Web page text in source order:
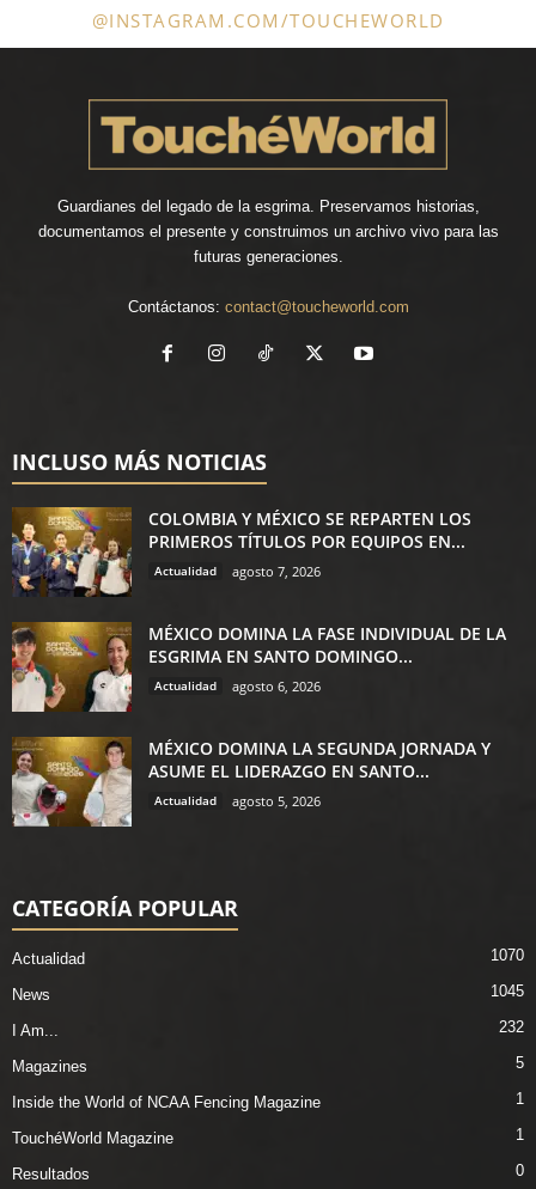
@INSTAGRAM.COM/TOUCHEWORLD
Guardianes del legado de la esgrima. Preservamos historias,
documentamos el presente y construimos un archivo vivo para las
futuras generaciones.
Contáctanos: contact@toucheworld.com
INCLUSO MÁS NOTICIAS
COLOMBIA Y MÉXICO SE REPARTEN LOS
PRIMEROS TÍTULOS POR EQUIPOS EN...
Actualidad agosto 7, 2026
MÉXICO DOMINA LA FASE INDIVIDUAL DE LA
ESGRIMA EN SANTO DOMINGO...
Actualidad agosto 6, 2026
MÉXICO DOMINA LA SEGUNDA JORNADA Y
ASUME EL LIDERAZGO EN SANTO...
Actualidad agosto 5, 2026
CATEGORÍA POPULAR
Actualidad 1070
News 1045
I Am... 232
Magazines 5
Inside the World of NCAA Fencing Magazine 1
TouchéWorld Magazine 1
Resultados 0